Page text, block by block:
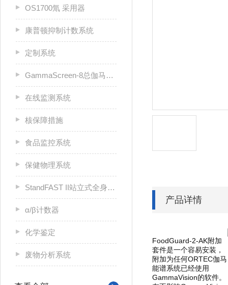
OS1700氚 采用器
康普顿抑制计数系统
定制系统
GammaScreen-8总伽马筛查计数器
在线监测系统
核保障措施
食品监控系统
保健物理系统
StandFAST II站立式全身计数器
α/β计数器
化学鉴定
废物分析系统
产品详情
FoodGuard-2-AK附加
套件是一个容易安装，
附加为任何ORTEC伽马
能谱系统已经使用
GammaVision的软件。